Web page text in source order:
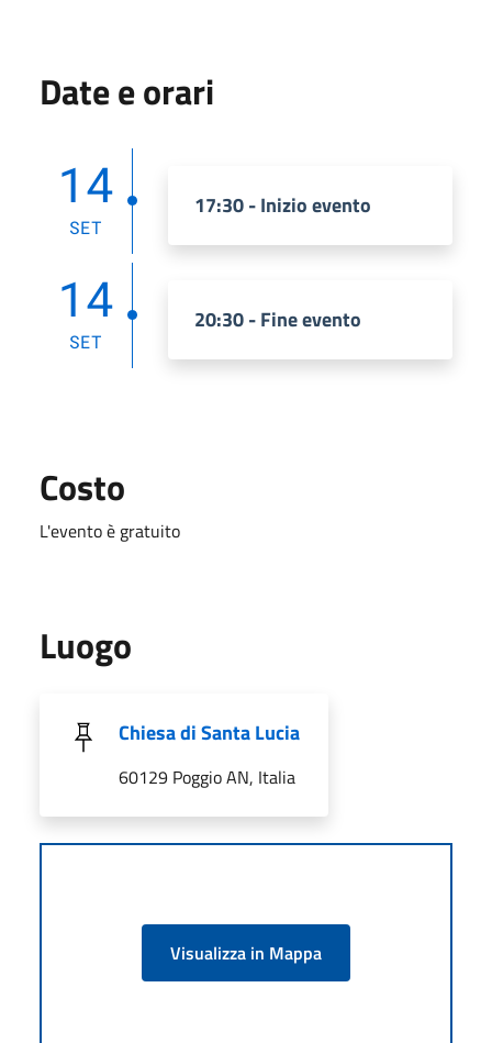
Date e orari
14
SET
17:30 - Inizio evento
14
SET
20:30 - Fine evento
Costo
L'evento è gratuito
Luogo
Chiesa di Santa Lucia
60129 Poggio AN, Italia
Visualizza in Mappa